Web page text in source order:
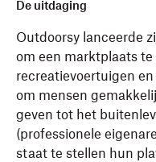
De uitdaging
Outdoorsy lanceerde
om een marktplaats te
recreatievoertuigen
om mensen
geven tot het
(professionele
staat te stellen hun